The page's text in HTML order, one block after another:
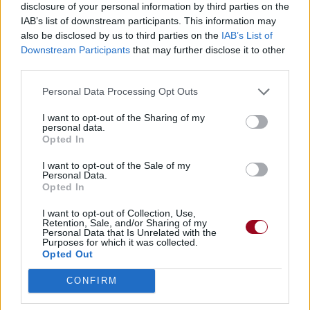
disclosure of your personal information by third parties on the
IAB’s list of downstream participants. This information may
also be disclosed by us to third parties on the IAB’s List of
Downstream Participants that may further disclose it to other
Personal Data Processing Opt Outs
I want to opt-out of the Sharing of my
personal data.
Opted In
I want to opt-out of the Sale of my
Personal Data.
Opted In
I want to opt-out of Collection, Use,
Retention, Sale, and/or Sharing of my
Personal Data that Is Unrelated with the
Purposes for which it was collected.
Opted Out
CONFIRM